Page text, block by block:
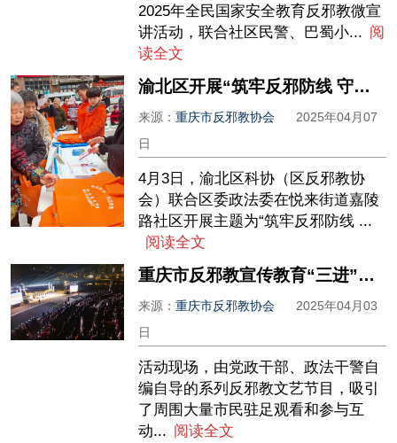
2025年全民国家安全教育反邪教微宣
讲活动，联合社区民警、巴蜀小... 阅
读全文
渝北区开展“筑牢反邪防线 守护平安家园”反邪教宣传活动
来源：重庆市反邪教协会
2025年04月07
日
4月3日，渝北区科协（区反邪教协
会）联合区委政法委在悦来街道嘉陵
路社区开展主题为“筑牢反邪防线 ...
阅读全文
重庆市反邪教宣传教育“三进”暨2025年全民国家安全教育反邪教微宣讲活动启动
来源：重庆市反邪教协会
2025年04月03
日
活动现场，由党政干部、政法干警自
编自导的系列反邪教文艺节目，吸引
了周围大量市民驻足观看和参与互
动... 阅读全文